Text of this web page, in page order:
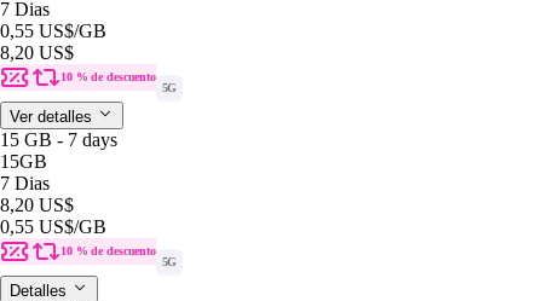
7 Dias
0,55 US$/GB
8,20 US$
10 % de descuento
5G
Ver detalles
15 GB - 7 days
15GB
7 Dias
8,20 US$
0,55 US$/GB
10 % de descuento
5G
Detalles